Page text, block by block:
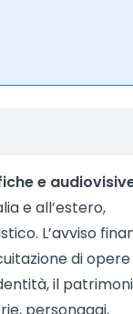
e
e all’estero,
L’avviso
di opere
il